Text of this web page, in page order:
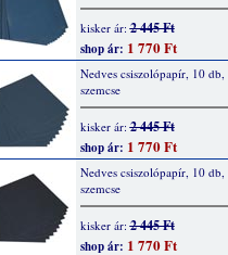
kisker ár:2 445 Ft
shop ár: 1 770 Ft
Nedves csiszolópapír, 10 db,
szemcse
kisker ár:2 445 Ft
shop ár: 1 770 Ft
Nedves csiszolópapír, 10 db,
szemcse
kisker ár:2 445 Ft
shop ár: 1 770 Ft